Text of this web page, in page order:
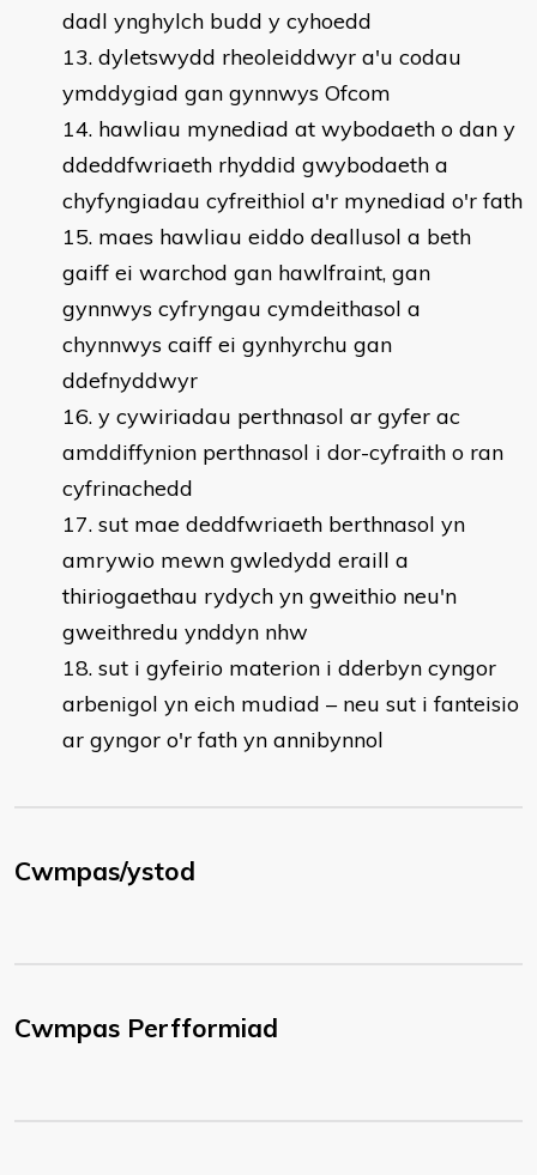
dadl ynghylch budd y cyhoedd
dyletswydd rheoleiddwyr a'u codau
ymddygiad gan gynnwys Ofcom
hawliau mynediad at wybodaeth o dan y
ddeddfwriaeth rhyddid gwybodaeth a
chyfyngiadau cyfreithiol a'r mynediad o'r fath
maes hawliau eiddo deallusol a beth
gaiff ei warchod gan hawlfraint, gan
gynnwys cyfryngau cymdeithasol a
chynnwys caiff ei gynhyrchu gan
ddefnyddwyr
y cywiriadau perthnasol ar gyfer ac
amddiffynion perthnasol i dor-cyfraith o ran
cyfrinachedd
sut mae deddfwriaeth berthnasol yn
amrywio mewn gwledydd eraill a
thiriogaethau rydych yn gweithio neu'n
gweithredu ynddyn nhw
sut i gyfeirio materion i dderbyn cyngor
arbenigol yn eich mudiad – neu sut i fanteisio
ar gyngor o'r fath yn annibynnol
Cwmpas/ystod
Cwmpas Perfformiad